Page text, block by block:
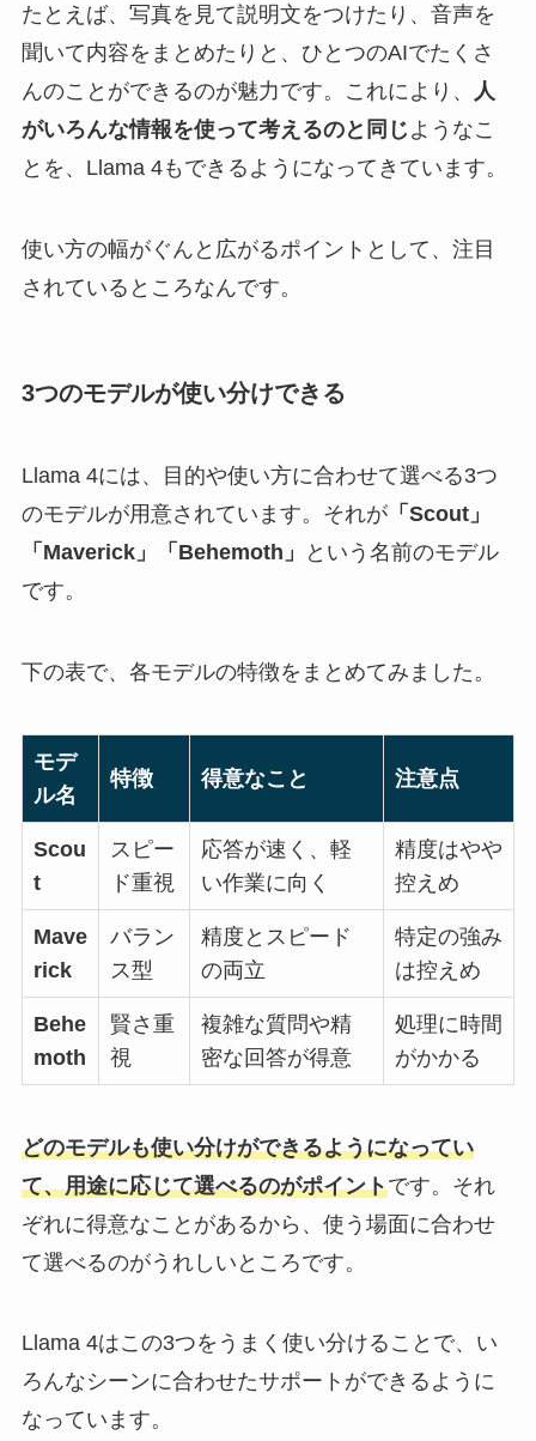
たとえば、写真を見て説明文をつけたり、音声を
聞いて内容をまとめたりと、ひとつのAIでたくさ
んのことができるのが魅力です。これにより、
人
がいろんな情報を使って考えるのと同じ ようなこ
とを、Llama 4もできるようになってきています。
使い方の幅がぐんと広がるポイントとして、注目
されているところなんです。
3つのモデルが使い分けできる
Llama 4には、目的や使い方に合わせて選べる3つ
のモデルが用意されています。それが「Scout」
「Maverick」「Behemoth」
という名前のモデル
です。
下の表で、各モデルの特徴をまとめてみました。
モデ
ル名
特徴 得意なこと 注意点
Scou
t
スピー
ド重視
応答が速く、軽
い作業に向く
精度はやや
控えめ
Mave
rick
バラン
ス型
精度とスピード
の両立
特定の強み
は控えめ
Behe
moth
賢さ重
視
複雑な質問や精
密な回答が得意
処理に時間
がかかる
どのモデルも使い分けができるようになってい
て、用途に応じて選べるのがポイントです。それ
ぞれに得意なことがあるから、使う場面に合わせ
て選べるのがうれしいところです。
Llama 4はこの3つをうまく使い分けることで、い
ろんなシーンに合わせたサポートができるように
なっています。